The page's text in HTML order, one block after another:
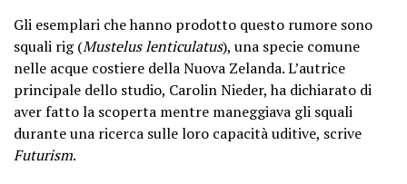
Gli esemplari che hanno prodotto questo rumore sono
squali rig (Mustelus lenticulatus), una specie comune
nelle acque costiere della Nuova Zelanda. L’autrice
principale dello studio, Carolin Nieder, ha dichiarato di
aver fatto la scoperta mentre maneggiava gli squali
durante una ricerca sulle loro capacità uditive, scrive
Futurism.